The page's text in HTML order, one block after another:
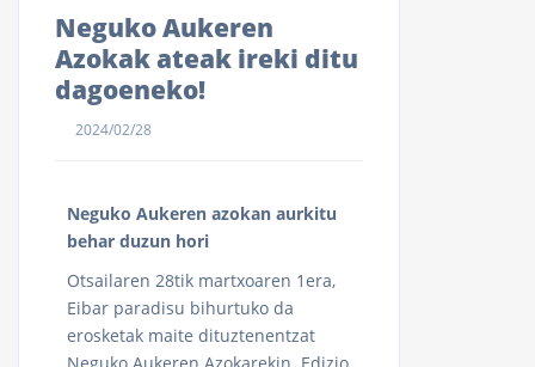
Neguko Aukeren
Azokak ateak ireki ditu
dagoeneko!
2024/02/28
Neguko Aukeren azokan aurkitu
behar duzun hori
Otsailaren 28tik martxoaren 1era,
Eibar paradisu bihurtuko da
erosketak maite dituztenentzat